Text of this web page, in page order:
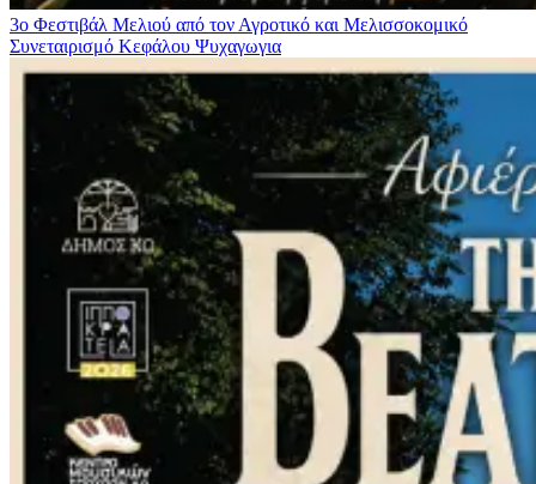
3ο Φεστιβάλ Μελιού από τον Αγροτικό και Μελισσοκομικό
Συνεταιρισμό Κεφάλου Ψυχαγωγια